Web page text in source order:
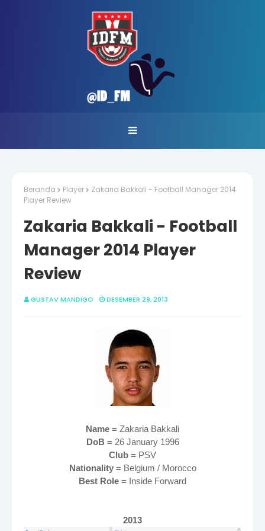
Beranda Player
Zakaria Bakkali - Football Manager 2014
Player Review
Zakaria Bakkali - Football
Manager 2014 Player
Review
GUSTAV MANDIGO DESEMBER 29, 2013
Name = Zakaria Bakkali
DoB = 26 January 1996
Club = PSV
Nationality = Belgium / Morocco
Best Role = Inside Forward
2013